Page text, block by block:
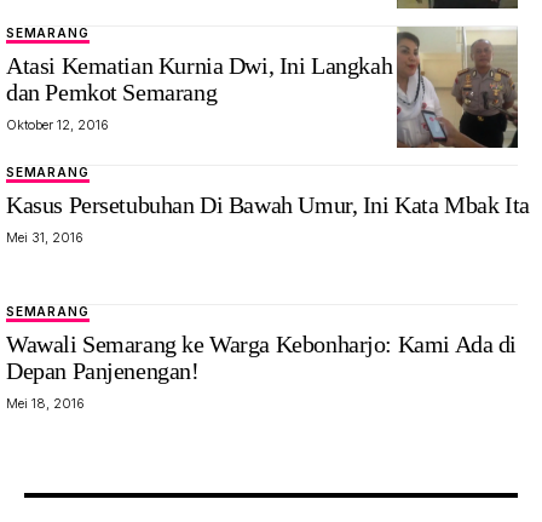
SEMARANG
Atasi Kematian Kurnia Dwi, Ini Langkah Polrestabes
dan Pemkot Semarang
Oktober 12, 2016
SEMARANG
Kasus Persetubuhan Di Bawah Umur, Ini Kata Mbak Ita
Mei 31, 2016
SEMARANG
Wawali Semarang ke Warga Kebonharjo: Kami Ada di
Depan Panjenengan!
Mei 18, 2016